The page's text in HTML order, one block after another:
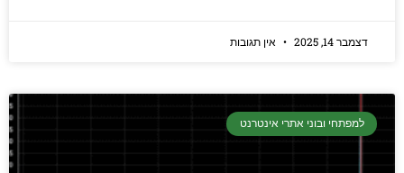
דצמבר 14, 2025 אין תגובות
למפתחי ובוני אתרי אינטרנט